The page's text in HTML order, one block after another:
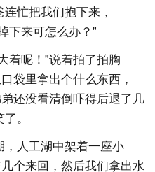
忙把我们抱下来，
下来可怎么办？”
着呢！”说着拍了拍胸
袋里拿出个什么东西，
还没看清倒吓得后退了几
。
，人工湖中架着一座小
个来回，然后我们拿出水